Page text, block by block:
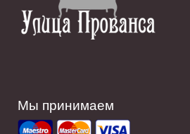
Мы принимаем